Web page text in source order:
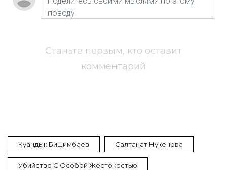
Станьте первым, кто оставит
комментарий
Куандык Бишимбаев Салтанат Нукенова
Убийство С Особой Жестокостью